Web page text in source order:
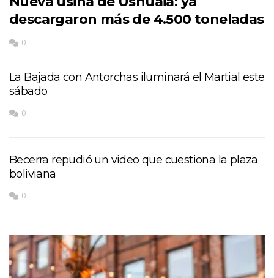
descargaron más de 4.500 toneladas
0
La Bajada con Antorchas iluminará el Martial este
sábado
0
Becerra repudió un video que cuestiona la plaza
boliviana
0